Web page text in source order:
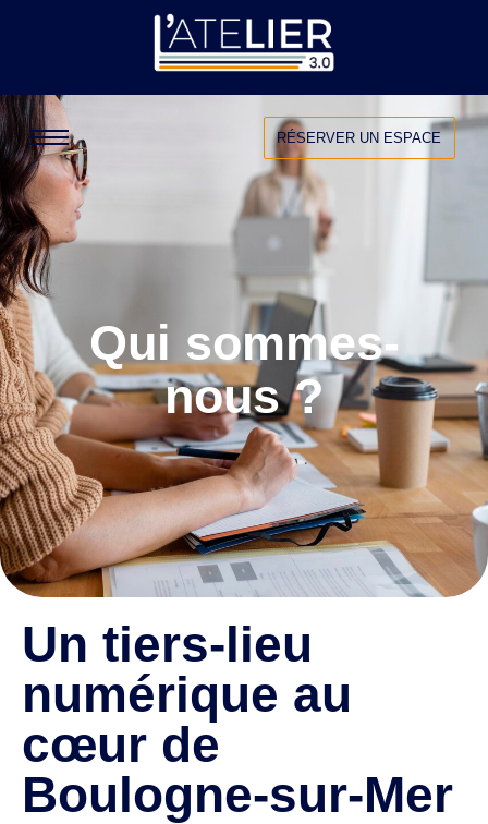
RÉSERVER UN ESPACE
Qui sommes-
nous ?
Un tiers-lieu
numérique au
cœur de
Boulogne-sur-Mer